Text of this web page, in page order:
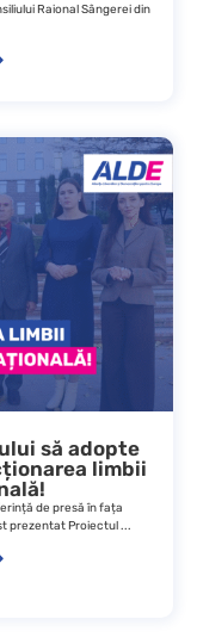
Raional Sângerei din
să adopte
limbii
de presă în fața
prezentat Proiectul ...